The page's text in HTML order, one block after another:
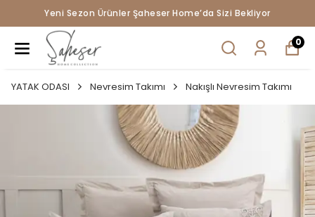
Tüm Siparişlerde Ücretsiz Kargo !
0
YATAK ODASI Nevresim Takımı Nakışlı Nevresim Takımı